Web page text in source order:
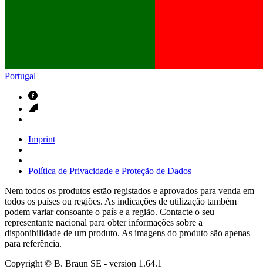
Portugal
Imprint
Política de Privacidade e Proteção de Dados
Nem todos os produtos estão registados e aprovados para venda em
todos os países ou regiões. As indicações de utilização também
podem variar consoante o país e a região. Contacte o seu
representante nacional para obter informações sobre a
disponibilidade de um produto. As imagens do produto são apenas
para referência.
Copyright © B. Braun SE - version 1.64.1